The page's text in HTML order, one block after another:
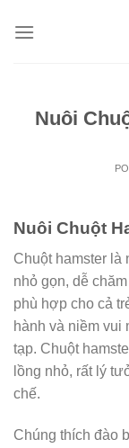
Nuôi
Nuôi Chuột
Chuột hamster
nhỏ gọn, dễ
phù hợp cho cả
hành và niềm vui
tạp. Chuột
lồng nhỏ, rất lý
chế.
Chúng thích đào